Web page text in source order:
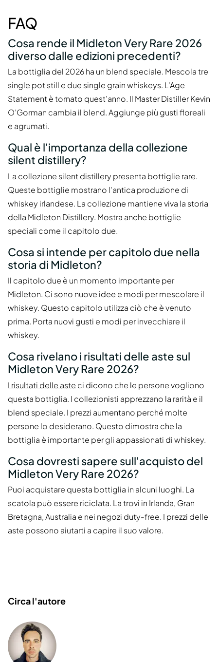
FAQ
Cosa rende il Midleton Very Rare 2026
diverso dalle edizioni precedenti?
La bottiglia del 2026 ha un blend speciale. Mescola tre
single pot still e due single grain whiskeys. L'Age
Statement è tornato quest'anno. Il Master Distiller Kevin
O’Gorman cambia il blend. Aggiunge più gusti floreali
e agrumati.
Qual è l'importanza della collezione
silent distillery?
La collezione silent distillery presenta bottiglie rare.
Queste bottiglie mostrano l'antica produzione di
whiskey irlandese. La collezione mantiene viva la storia
della Midleton Distillery. Mostra anche bottiglie
speciali come il capitolo due.
Cosa si intende per capitolo due nella
storia di Midleton?
Il capitolo due è un momento importante per
Midleton. Ci sono nuove idee e modi per mescolare il
whiskey. Questo capitolo utilizza ciò che è venuto
prima. Porta nuovi gusti e modi per invecchiare il
whiskey.
Cosa rivelano i risultati delle aste sul
Midleton Very Rare 2026?
I risultati delle aste ci dicono che le persone vogliono
questa bottiglia. I collezionisti apprezzano la rarità e il
blend speciale. I prezzi aumentano perché molte
persone lo desiderano. Questo dimostra che la
bottiglia è importante per gli appassionati di whiskey.
Cosa dovresti sapere sull'acquisto del
Midleton Very Rare 2026?
Puoi acquistare questa bottiglia in alcuni luoghi. La
scatola può essere riciclata. La trovi in Irlanda, Gran
Bretagna, Australia e nei negozi duty-free. I prezzi delle
aste possono aiutarti a capire il suo valore.
Circa l'autore